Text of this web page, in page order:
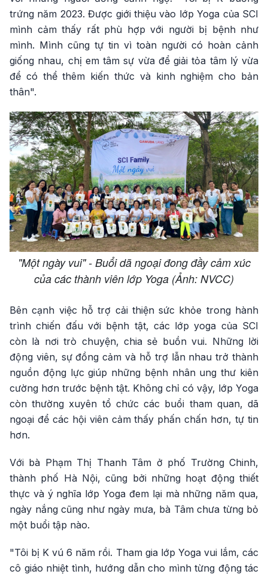
trứng năm 2023. Được giới thiệu vào lớp Yoga của SCI
mình cảm thấy rất phù hợp với người bị bệnh như
mình. Mình cũng tự tin vì toàn người có hoàn cảnh
giống nhau, chị em tâm sự vừa để giải tỏa tâm lý vừa
để có thể thêm kiến thức và kinh nghiệm cho bản
thân".
"Một ngày vui" - Buổi dã ngoại đong đầy cảm xúc
của các thành viên lớp Yoga (Ảnh: NVCC)
Bên cạnh việc hỗ trợ cải thiện sức khỏe trong hành
trình chiến đấu với bệnh tật, các lớp yoga của SCI
còn là nơi trò chuyện, chia sẻ buồn vui. Những lời
động viên, sự đồng cảm và hỗ trợ lẫn nhau trở thành
nguồn động lực giúp những bệnh nhân ung thư kiên
cường hơn trước bệnh tật. Không chỉ có vậy, lớp Yoga
còn thường xuyên tổ chức các buổi tham quan, dã
ngoại để các hội viên cảm thấy phấn chấn hơn, tự tin
hơn.
Với bà Phạm Thị Thanh Tâm ở phố Trường Chinh,
thành phố Hà Nội, cũng bởi những hoạt động thiết
thực và ý nghĩa lớp Yoga đem lại mà những năm qua,
ngày nắng cũng như ngày mưa, bà Tâm chưa từng bỏ
một buổi tập nào.
"Tôi bị K vú 6 năm rồi. Tham gia lớp Yoga vui lắm, các
cô giáo nhiệt tình, hướng dẫn cho mình từng động tác